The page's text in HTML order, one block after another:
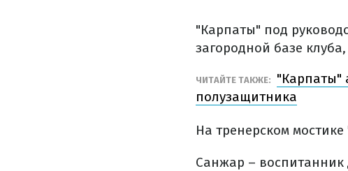
"Карпаты" под
загородной базе
ЧИТАЙТЕ ТАКЖЕ:
"Карпаты"
полузащитника
На тренерском
Санжар – воспитанник